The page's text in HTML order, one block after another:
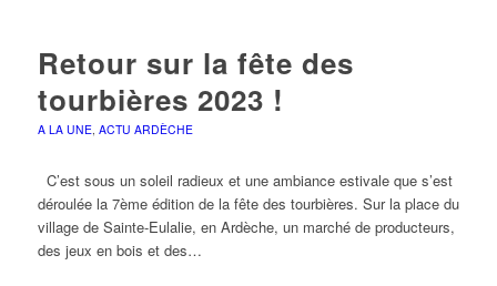
Retour sur la fête des
tourbières 2023 !
A LA UNE, ACTU ARDÈCHE
C’est sous un soleil radieux et une ambiance estivale que s’est
déroulée la 7ème édition de la fête des tourbières. Sur la place du
village de Sainte-Eulalie, en Ardèche, un marché de producteurs,
des jeux en bois et des…